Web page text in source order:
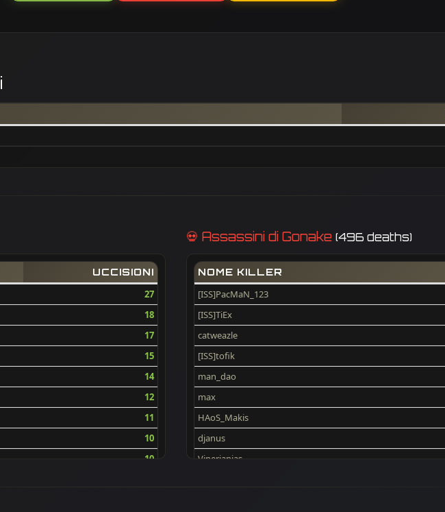
UCCISIONI
27
18
17
15
14
12
11
10
10
💀 Assassini di Gonake (496 deaths)
NOME KILLER
[ISS]PacMaN_123
[ISS]TiEx
catweazle
[ISS]tofik
man_dao
max
HAoS_Makis
djanus
Vinerianias